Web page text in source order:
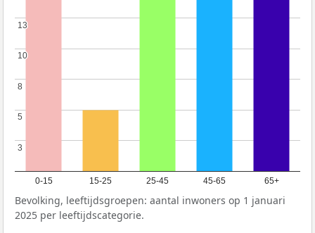
0-15 15-25 25-45 45-65 65+
3
3
5
5
8
8
10
10
13
13
Bevolking, leeftijdsgroepen: aantal inwoners op 1 januari
2025 per leeftijdscategorie.